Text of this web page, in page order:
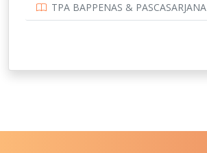
UNIVERSITAS JEMBER
TPA BAPPENAS & PASCASARJANA